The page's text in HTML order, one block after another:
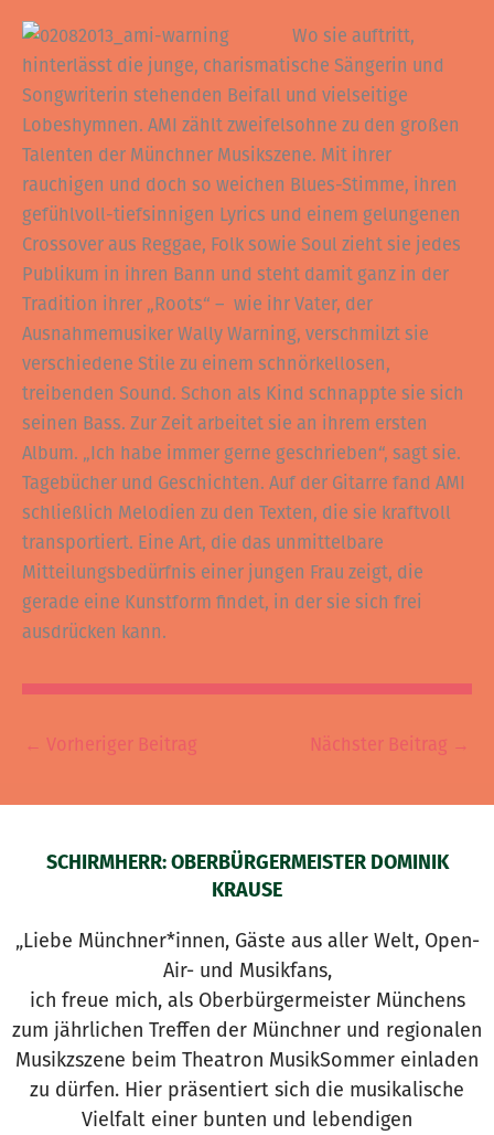
Wo sie auftritt,
hinterlässt die junge, charismatische Sängerin und
Songwriterin stehenden Beifall und vielseitige
Lobeshymnen. AMI zählt zweifelsohne zu den großen
Talenten der Münchner Musikszene. Mit ihrer
rauchigen und doch so weichen Blues-Stimme, ihren
gefühlvoll-tiefsinnigen Lyrics und einem gelungenen
Crossover aus Reggae, Folk sowie Soul zieht sie jedes
Publikum in ihren Bann und steht damit ganz in der
Tradition ihrer „Roots“ – wie ihr Vater, der
Ausnahmemusiker Wally Warning, verschmilzt sie
verschiedene Stile zu einem schnörkellosen,
treibenden Sound. Schon als Kind schnappte sie sich
seinen Bass. Zur Zeit arbeitet sie an ihrem ersten
Album. „Ich habe immer gerne geschrieben“, sagt sie.
Tagebücher und Geschichten. Auf der Gitarre fand AMI
schließlich Melodien zu den Texten, die sie kraftvoll
transportiert. Eine Art, die das unmittelbare
Mitteilungsbedürfnis einer jungen Frau zeigt, die
gerade eine Kunstform findet, in der sie sich frei
ausdrücken kann.
← Vorheriger Beitrag Nächster Beitrag →
SCHIRMHERR: OBERBÜRGERMEISTER DOMINIK
KRAUSE
„Liebe Münchner*innen, Gäste aus aller Welt, Open-
Air- und Musikfans,
ich freue mich, als Oberbürgermeister Münchens
zum jährlichen Treffen der Münchner und regionalen
Musikzszene beim Theatron MusikSommer einladen
zu dürfen. Hier präsentiert sich die musikalische
Vielfalt einer bunten und lebendigen